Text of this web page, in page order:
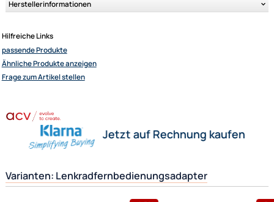
Sender skip (hoch/runter)
einige Funktionen hinzukommen
Bitte unbedingt kontrollieren:
Bitte achten Sie auch darauf, dass Ihr neues Gerät einen externen
Der abgebildete Fahrzeugspezifische Stecker ist natürlich auch ein
Kriterium und sollte mit dem in Ihrem Fahrzeug übereinstimmen.
Weitere Informationen- Lenkradfernbedienungsadapter für
Fahrzeugtypen und Radiogeräte